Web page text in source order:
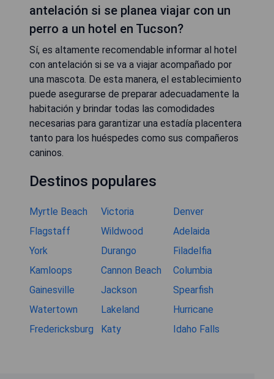
antelación si se planea viajar con un
perro a un hotel en Tucson?
Sí, es altamente recomendable informar al hotel
con antelación si se va a viajar acompañado por
una mascota. De esta manera, el establecimiento
puede asegurarse de preparar adecuadamente la
habitación y brindar todas las comodidades
necesarias para garantizar una estadía placentera
tanto para los huéspedes como sus compañeros
caninos.
Destinos populares
Myrtle Beach Victoria
Denver
Flagstaff
Wildwood
Adelaida
York
Durango
Filadelfia
Kamloops
Cannon Beach
Columbia
Gainesville
Jackson
Spearfish
Watertown
Lakeland
Hurricane
Fredericksburg
Katy Idaho Falls